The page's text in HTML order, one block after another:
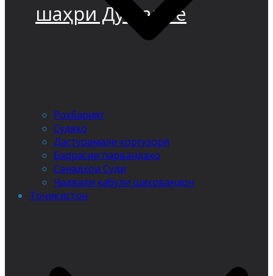
шаҳри Душанбе
Роҳбарият
Судяҳо
Дастурамали коргузорӣ
Баррасии парвандаҳо
Санадҳои Суди
Ҷадвали қабули шаҳрвандон
Тоҷикистон